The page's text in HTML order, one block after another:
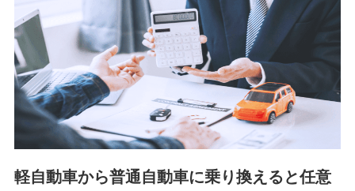
■少額短期保険
株式会社アシロ少額短期保険 (https://kailash.co.jp/)
SBIいきいき少額短期保険会社 (https://www.i-
sedai.com/)
SBIペット少額短期保険株式会社 (https://www.sbipet-
ssi.co.jp/)
SBIリスタ少額短期保険会社
(https://www.jishin.co.jp/)
スマートプラス少額短期保険株式会社
チューリッヒ少額短期保険株式会社
軽自動車から普通自動車に乗り換えると任意